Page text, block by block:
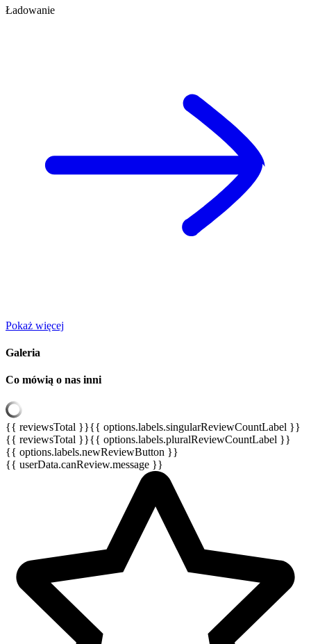
Ładowanie
Pokaż więcej
Galeria
Co mówią o nas inni
{{ reviewsTotal }}{{ options.labels.singularReviewCountLabel }}
{{ reviewsTotal }}{{ options.labels.pluralReviewCountLabel }}
{{ options.labels.newReviewButton }}
{{ userData.canReview.message }}